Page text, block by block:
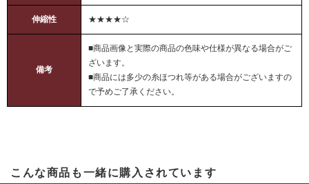
伸縮性 ★★★★☆
備考
■商品画像と実際の商品の色味や仕様が異なる場合がご
ざいます。
■商品には多少の糸ほつれ等がある場合がございますの
で予めご了承ください。
こんな商品も一緒に購入されています